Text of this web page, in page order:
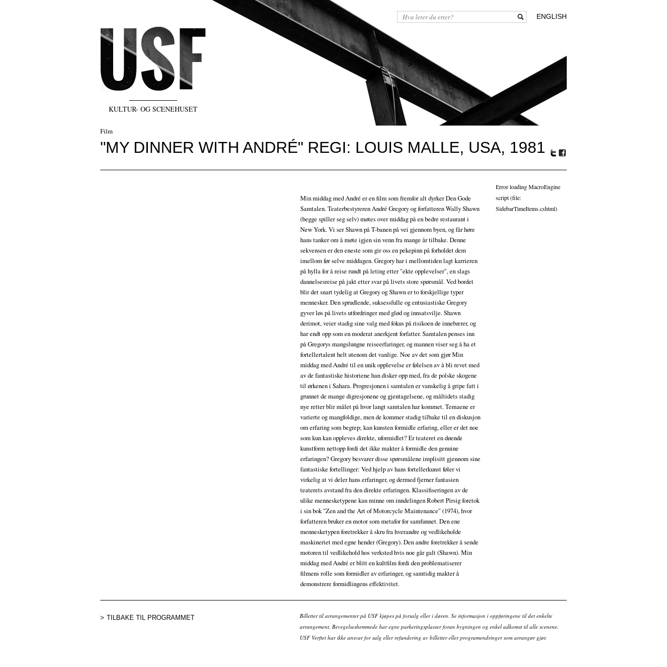
KULTUR- OG SCENEHUSET
ENGLISH
Film
"MY DINNER WITH ANDRÉ" REGI: LOUIS MALLE, USA, 1981
r
oo
Min middag med André er en film som fremfor alt dyrker Den Gode
Samtalen. Teaterbestyreren André Gregory og forfatteren Wally Shawn
(begge spiller seg selv) møtes over middag på en bedre restaurant i
New York. Vi ser Shawn på T-banen på vei gjennom byen, og får høre
hans tanker om å møte igjen sin venn fra mange år tilbake. Denne
sekvensen er den eneste som gir oss en pekepinn på forholdet dem
imellom før selve middagen. Gregory har i mellomtiden lagt karrieren
på hylla for å reise rundt på leting etter "ekte opplevelser", en slags
dannelsesreise på jakt etter svar på livets store spørsmål. Ved bordet
blir det snart tydelig at Gregory og Shawn er to forskjellige typer
mennesker. Den sprudlende, suksessfulle og entusiastiske Gregory
gyver løs på livets utfordringer med glød og innsatsvilje. Shawn
derimot, veier stadig sine valg med fokus på risikoen de innebærer, og
har endt opp som en moderat anerkjent forfatter. Samtalen penses inn
på Gregorys mangslungne reiseerfaringer, og mannen viser seg å ha et
fortellertalent helt utenom det vanlige. Noe av det som gjør Min
middag med André til en unik opplevelse er følelsen av å bli revet med
av de fantastiske historiene han disker opp med, fra de polske skogene
til ørkenen i Sahara. Progresjonen i samtalen er vanskelig å gripe fatt i
grunnet de mange digresjonene og gjentagelsene, og måltidets stadig
nye retter blir målet på hvor langt samtalen har kommet. Temaene er
varierte og mangfoldige, men de kommer stadig tilbake til en diskusjon
om erfaring som begrep; kan kunsten formidle erfaring, eller er det noe
som kun kan oppleves direkte, uformidlet? Er teateret en døende
kunstform nettopp fordi det ikke makter å formidle den genuine
erfaringen? Gregory besvarer disse spørsmålene implisitt gjennom sine
fantastiske fortellinger: Ved hjelp av hans fortellerkunst føler vi
virkelig at vi deler hans erfaringer, og dermed fjerner fantasien
teaterets avstand fra den direkte erfaringen. Klassifiseringen av de
ulike mennesketypene kan minne om inndelingen Robert Pirsig foretok
i sin bok "Zen and the Art of Motorcycle Maintenance" (1974), hvor
forfatteren bruker en motor som metafor for samfunnet. Den ene
mennesketypen foretrekker å skru fra hverandre og vedlikeholde
maskineriet med egne hender (Gregory). Den andre foretrekker å sende
motoren til vedlikehold hos verksted hvis noe går galt (Shawn). Min
middag med André er blitt en kultfilm fordi den problematiserer
filmens rolle som formidler av erfaringer, og samtidig makter å
demonstrere formidlingens effektivitet.
Error loading MacroEngine
script (file:
SidebarTimeItems.cshtml)
TILBAKE TIL PROGRAMMET
Billetter til arrangementer på USF kjøpes på forsalg eller i døren. Se informasjon i oppføringene til det enkelte
arrangement. Bevegelseshemmede har egne parkeringsplasser foran bygningen og enkel adkomst til alle scenene.
USF Verftet har ikke ansvar for salg eller refundering av billetter eller programendringer som arrangør gjør.